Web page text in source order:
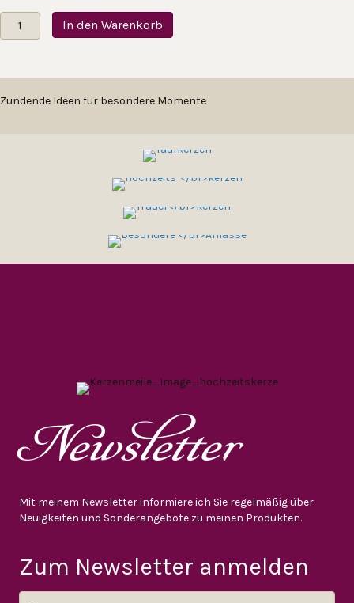
Taufkerze
Regenbogenkreuz
In den Warenkorb
Zündende Ideen für besondere Momente
KERZEN
TRAUER
KERZEN
BESONDER
E
ANLÄSSE
Newsletter
Mit meinem Newsletter informiere ich Sie regelmäßig über
Neuigkeiten und Sonderangebote zu meinen Produkten.
Zum Newsletter anmelden